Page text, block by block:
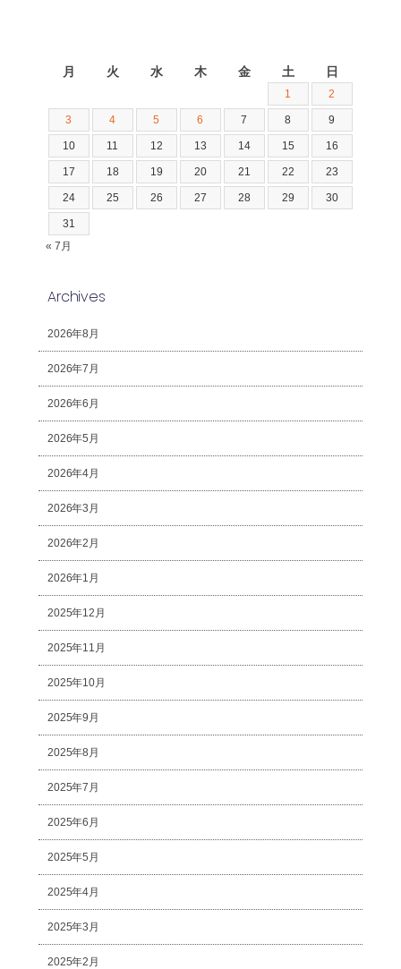
月 火 水 木 金 土 日
1 2
3 4 5 6 7 8 9
10 11 12 13 14 15 16
17 18 19 20 21 22 23
24 25 26 27 28 29 30
31
« 7月
Archives
2026年8月
2026年7月
2026年6月
2026年5月
2026年4月
2026年3月
2026年2月
2026年1月
2025年12月
2025年11月
2025年10月
2025年9月
2025年8月
2025年7月
2025年6月
2025年5月
2025年4月
2025年3月
2025年2月